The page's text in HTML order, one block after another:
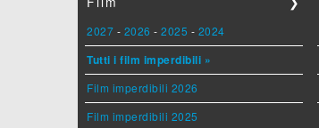
2027 - 2026 - 2025 - 2024
Tutti i film imperdibili »
Film imperdibili 2026
Film imperdibili 2025